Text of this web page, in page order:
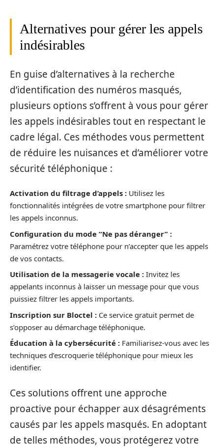
Alternatives pour gérer les appels
indésirables
En guise d’alternatives à la recherche
d’identification des numéros masqués,
plusieurs options s’offrent à vous pour gérer
les appels indésirables tout en respectant le
cadre légal. Ces méthodes vous permettent
de réduire les nuisances et d’améliorer votre
sécurité téléphonique :
Activation du filtrage d’appels : Utilisez les
fonctionnalités intégrées de votre smartphone pour filtrer
les appels inconnus.
Configuration du mode “Ne pas déranger” :
Paramétrez votre téléphone pour n’accepter que les appels
de vos contacts.
Utilisation de la messagerie vocale : Invitez les
appelants inconnus à laisser un message pour que vous
puissiez filtrer les appels importants.
Inscription sur Bloctel : Ce service gratuit permet de
s’opposer au démarchage téléphonique.
Éducation à la cybersécurité : Familiarisez-vous avec les
techniques d’escroquerie téléphonique pour mieux les
identifier.
Ces solutions offrent une approche
proactive pour échapper aux désagréments
causés par les appels masqués. En adoptant
de telles méthodes, vous protégerez votre